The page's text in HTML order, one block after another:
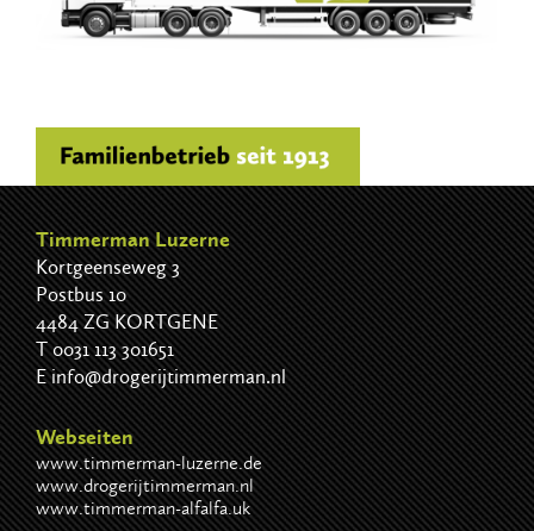
Timmerman Luzerne
Kortgeenseweg 3
Postbus 10
4484 ZG KORTGENE
T0031 113 301651
Einfo@drogerijtimmerman.nl
Webseiten
www.timmerman-luzerne.de
www.drogerijtimmerman.nl
www.timmerman-alfalfa.uk